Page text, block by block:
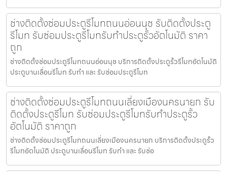
ช่างติดตั้งซ่อมประตูรีโมทถนนอ่อนนุช รับติดตั้งประตู
รีโมท รับซ่อมประตูรีโมทรับทำประตูรั้วอัตโนมัติ ราคา
ถูก
ช่างติดตั้งซ่อมประตูรีโมทถนนอ่อนนุช บริการติดตั้งประตูรั้วรีโมทอัตโนมัติ
ประตูบานเลื่อนรีโมท รับทำ และ รับซ่อมประตูรีโมท
ช่างติดตั้งซ่อมประตูรีโมทถนนเลี่ยงเมืองนครนายก รับ
ติดตั้งประตูรีโมท รับซ่อมประตูรีโมทรับทำประตูรั้ว
อัตโนมัติ ราคาถูก
ช่างติดตั้งซ่อมประตูรีโมทถนนเลี่ยงเมืองนครนายก บริการติดตั้งประตูรั้ว
รีโมทอัตโนมัติ ประตูบานเลื่อนรีโมท รับทำ และ รับซ่อ